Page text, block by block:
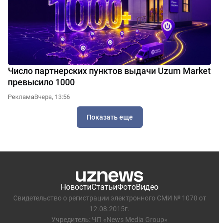
Число партнерских пунктов выдачи Uzum Market
превысило 1000
РекламаВчера, 13:56
Показать еще
НовостиСтатьиФотоВидео
Свидетельство о регистрации электронного СМИ № 1070 от
12.08.2015г.
Учредитель: ЧП «News Media Group»